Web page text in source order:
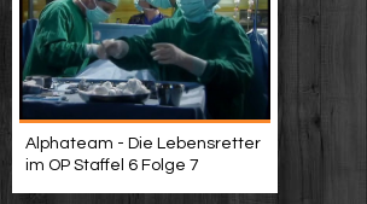
Alphateam - Die Lebensretter
im OP Staffel 6 Folge 7